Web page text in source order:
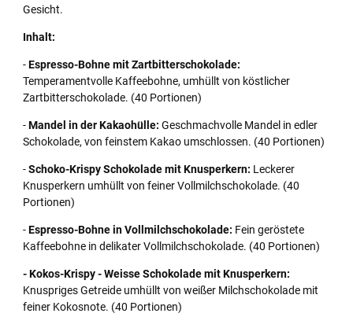
Gesicht.
Inhalt:
-Espresso-Bohne mit Zartbitterschokolade:
Temperamentvolle Kaffeebohne, umhüllt von köstlicher
Zartbitterschokolade. (40 Portionen)
-Mandel in der Kakaohülle: Geschmachvolle Mandel in edler
Schokolade, von feinstem Kakao umschlossen. (40 Portionen)
-Schoko-Krispy Schokolade mit Knusperkern: Leckerer
Knusperkern umhüllt von feiner Vollmilchschokolade. (40
Portionen)
-Espresso-Bohne in Vollmilchschokolade: Fein geröstete
Kaffeebohne in delikater Vollmilchschokolade. (40 Portionen)
- Kokos-Krispy - Weisse Schokolade mit Knusperkern:
Knuspriges Getreide umhüllt von weißer Milchschokolade mit
feiner Kokosnote. (40 Portionen)